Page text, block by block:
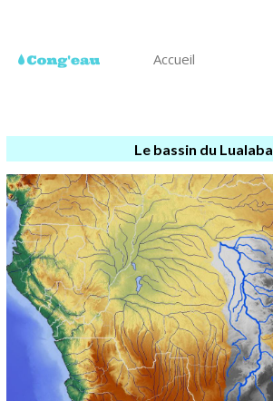
Accueil
Le bassin du Lualaba